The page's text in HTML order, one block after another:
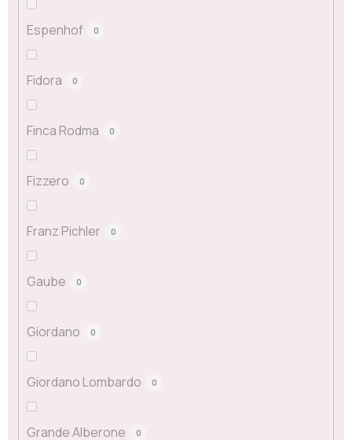
Espenhof 0
Fidora 0
Finca Rodma 0
Fizzero 0
Franz Pichler 0
Gaube 0
Giordano 0
Giordano Lombardo 0
Grande Alberone 0